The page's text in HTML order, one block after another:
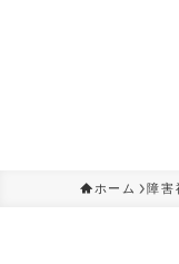
ホーム 障害